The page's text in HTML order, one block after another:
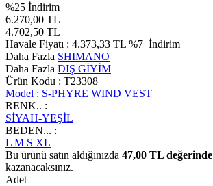
%25 İndirim
6.270,00 TL
4.702,50 TL
Havale Fiyatı : 4.373,33 TL %7 İndirim
Daha Fazla SHIMANO
Daha Fazla DIŞ GİYİM
Ürün Kodu : T23308
Model : S-PHYRE WIND VEST
RENK.. :
SİYAH-YEŞİL
BEDEN... :
L M S XL
Bu ürünü satın aldığınızda 47,00 TL değerinde
kazanacaksınız.
Adet